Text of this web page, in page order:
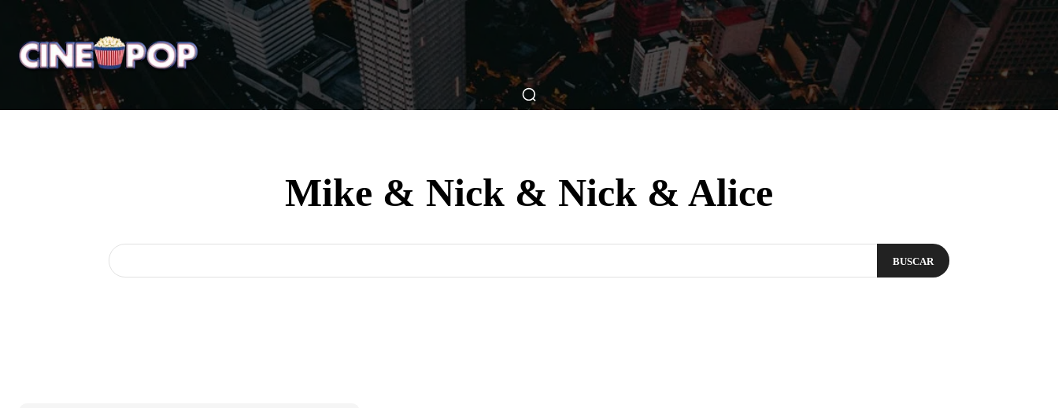
Home Notícias Críticas Breve Nos Cinemas Matérias Nos Cinemas Filmes Séries Música Gênero
Mike & Nick & Nick & Alice
BUSCAR